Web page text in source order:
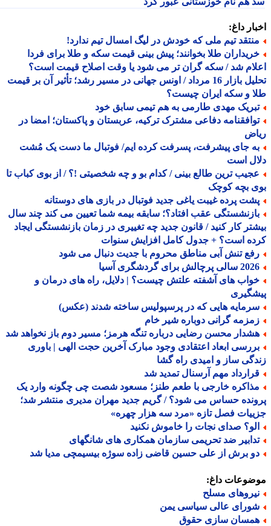
داغ:
تیم ملی که خودش در لیگ امسال تیم ندارد!
طلا بخوانند؛ پیش بینی قیمت سکه و طلا برای فردا
شد / سکه گران تر می شود یا وقت اصلاح قیمت است؟
تحلیل بازار 16 مرداد / اونس جهانی در مسیر رشد؛ تأثیر آن بر قیمت
و سکه ایران چیست؟
مهدی طارمی به هم تیمی سابق خود
دفاعی مشترک ترکیه، عربستان و پاکستان؛ امضا در
جای پیشرفت، پسرفت کرده ایم/ فوتبال ما دست یک مُشت
است
ترین طالع بینی / کدام بو و چه شخصیتی !؟ / از بوی کباب تا
بچه کوچک
پرده غیبت یاغی جدید فوتبال در بازی های دوستانه
عقب افتاد؟؛ سابقه بیمه شما تعیین می کند چند سال
کار کنید / قانون جدید چه تغییری در زمان بازنشستگی ایجاد
است؟ + جدول کامل افزایش سنوات
تنش آبی مناطق محروم با جدیت دنبال می شود
پرچالش برای گردشگری آسیا
های آشفته علتش چیست؟ | دلایل، راه های درمان و
هایی که در پرسپولیس ساخته شدند (عکس)
گرانی دوباره شیر خام
محسن رضایی درباره تنگه هرمز؛ مسیر دوم باز نخواهد شد
ابعاد اعتقادی وجود مبارک آخرین حجت الهی | باوری
ساز و امیدی راه گشا
مهم آرسنال تمدید شد
خارجی با طعم طنز؛ مسعود شصت چی چگونه وارد یک
حساس می شود؟ / گریم جدید مهران مدیری منتشر شد؛
فصل تازه «مرد سه هزار چهره»
صدای نجات را خاموش نکنید
ضد تحریمی سازمان همکاری های شانگهای
برش از علی حسین قاضی زاده سوژه بیسیمچی مدیا شد
داغ:
مسلح
عالی سیاسی یمن
سازی حقوق